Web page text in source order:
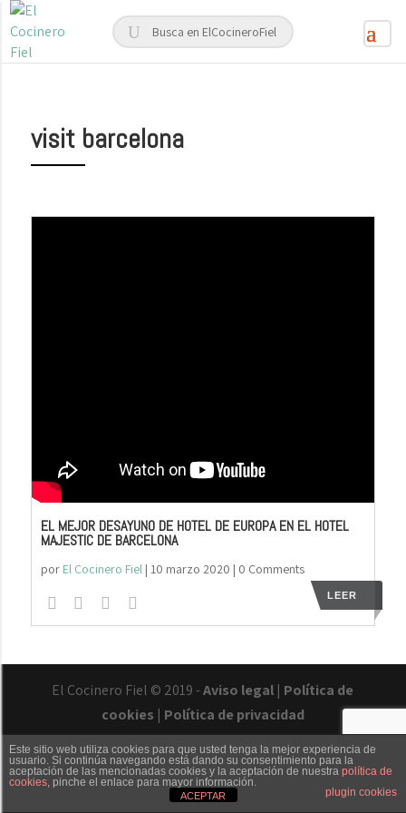
visit barcelona
EL MEJOR DESAYUNO DE HOTEL DE EUROPA EN EL HOTEL
MAJESTIC DE BARCELONA
por El Cocinero Fiel| 10 marzo 2020 | 0 Comments
LEER
El Cocinero Fiel © 2019 -Aviso legal | Política de
cookies | Política de privacidad
Txaber Allué Redes sociales Contacto
Este sitio web utiliza cookies para que usted tenga la mejor experiencia de
usuario. Si continúa navegando está dando su consentimiento para la
aceptación de las mencionadas cookies y la aceptación de nuestra política de
cookies, pinche el enlace para mayor información.
plugin cookies
ACEPTAR